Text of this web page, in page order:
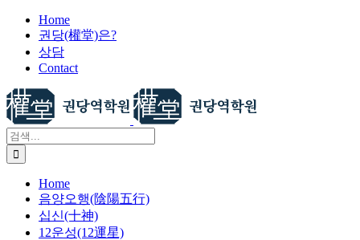
건
너
뛰
기
Home
권당(權堂)은?
상담
Contact
검
색:
Home
음양오행(陰陽五行)
십신(十神)
12운성(12運星)